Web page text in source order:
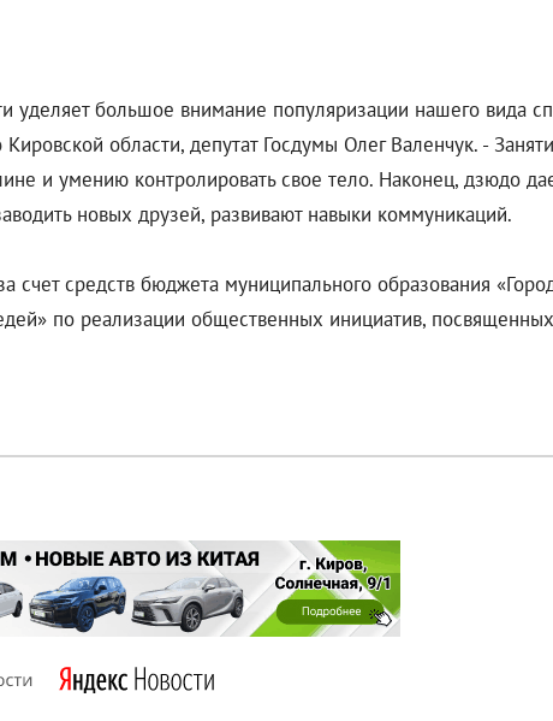
уделяет большое внимание популяризации нашего вида
области, депутат Госдумы Олег Валенчук. -
и умению контролировать свое тело. Наконец, дзюдо
новых друзей, развивают навыки коммуникаций.
счет средств бюджета муниципального образования
по реализации общественных инициатив,